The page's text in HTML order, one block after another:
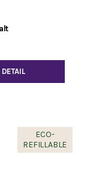
DETAIL
ECO-
REFILLABLE